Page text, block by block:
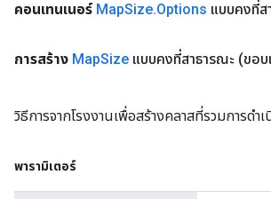
คอนเทนเนอร์ MapSize.Options แบบคงที่ส
การสร้าง MapSize แบบคงที่สาธารณะ (ขอบ
วิธีการจากโรงงานเพื่อสร้างคลาสที่รวมการด
พารามิเตอร์